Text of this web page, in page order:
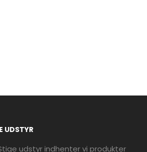
UDSTYR
udstyr indhenter vi produkter